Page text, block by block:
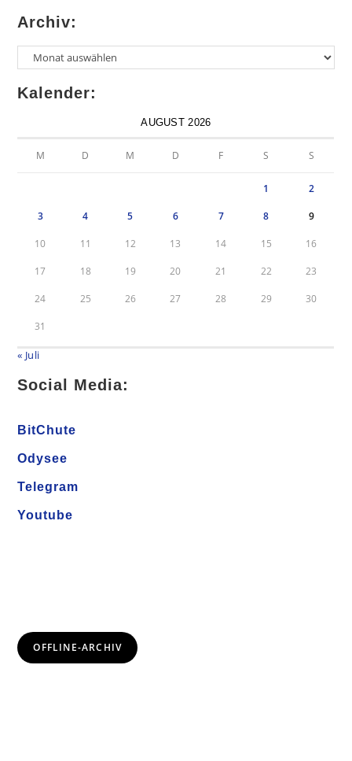
Archiv:
Kalender:
AUGUST 2026
M D M D F S S
1 2
3 4 5 6 7 8 9
10 11 12 13 14 15 16
17 18 19 20 21 22 23
24 25 26 27 28 29 30
31
« Juli
Social Media:
BitChute
Odysee
Telegram
Youtube
OFFLINE-ARCHIV